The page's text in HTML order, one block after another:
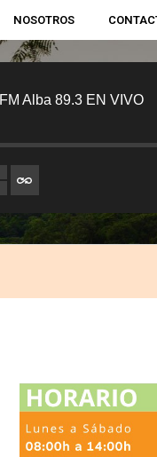
NOSOTROS
FM Alba 89.3 EN VIVO